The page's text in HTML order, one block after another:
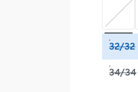
32/32
34/34